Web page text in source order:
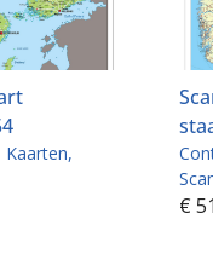
Kaarten
€